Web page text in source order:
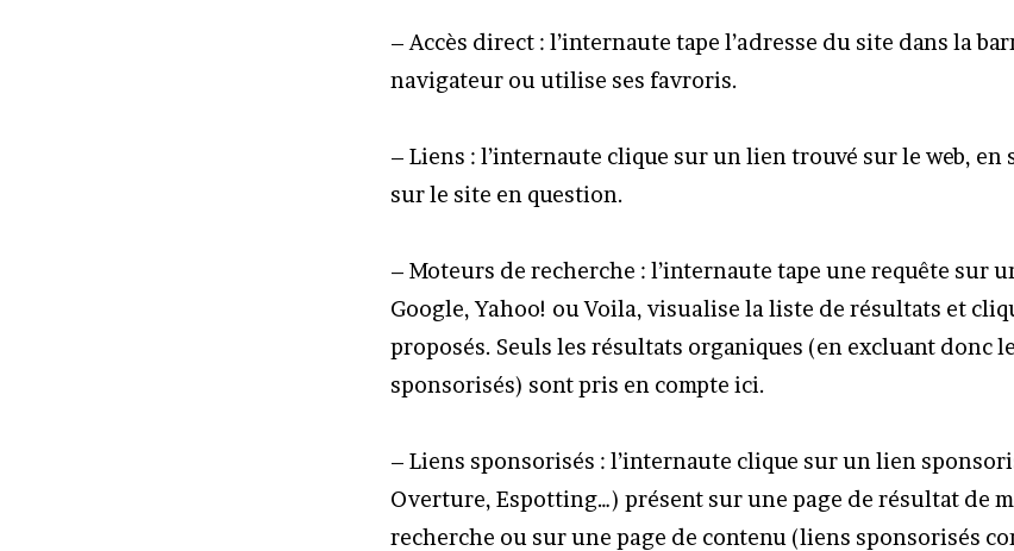
– Accès direct : l’internaute tape l’adresse du site dans la
navigateur ou utilise ses favroris.
– Liens : l’internaute clique sur un lien trouvé sur le web, en
sur le site en question.
– Moteurs de recherche : l’internaute tape une requête sur
Google, Yahoo! ou Voila, visualise la liste de résultats et
proposés. Seuls les résultats organiques (en excluant donc
sponsorisés) sont pris en compte ici.
– Liens sponsorisés : l’internaute clique sur un lien
Overture, Espotting…) présent sur une page de résultat de
recherche ou sur une page de contenu (liens sponsorisés